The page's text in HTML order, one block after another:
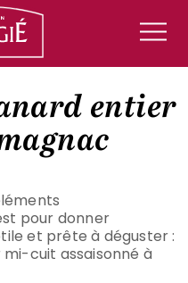
entier
pour donner
et prête à déguster :
cuit assaisonné à